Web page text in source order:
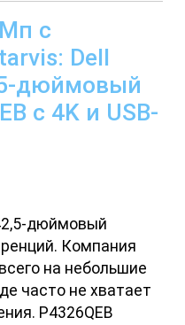
с
Dell
дюймовый
с 4K и USB-
дюймовый
Компания
на небольшие
часто не хватает
P4326QEB